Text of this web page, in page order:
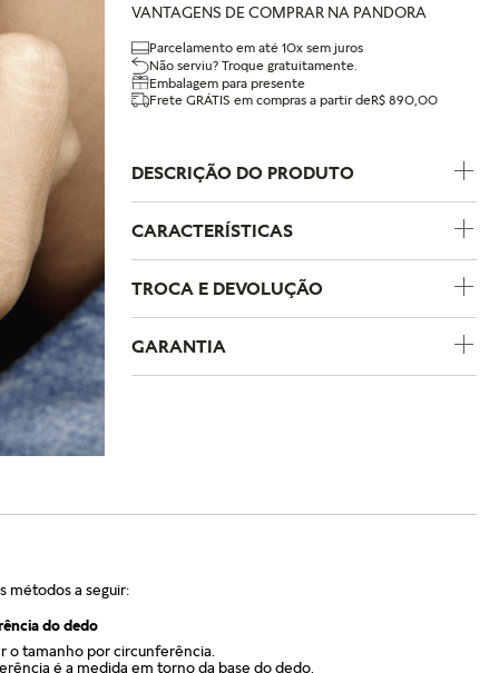
VANTAGENS DE COMPRAR NA PANDORA
Parcelamento em até 10x sem juros
Não serviu? Troque gratuitamente.
Embalagem para presente
Frete GRÁTIS em compras a partir deR$ 890,00
DESCRIÇÃO DO PRODUTO
CARACTERÍSTICAS
Metal
Prata de Lei
Pedras
TROCA E DEVOLUÇÃO
modelo devem ser feitas diretamente pelo
importante lembrar que produtos adquiridos
GARANTIA
materiais, desde que o item seja utilizado de
seja devolvido conforme as orientações da
empresa.
métodos a seguir:
do dedo
o tamanho por circunferência.
é a medida em torno da base do dedo.